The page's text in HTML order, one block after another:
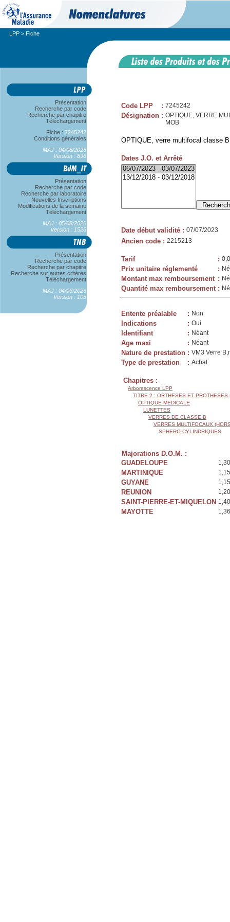
LPP > Fiche
Présentation
Recherche par code
Recherche par chapitre
Téléchargement
Fiche : 7245242
Conditions générales
MAJ : 04/08/2026
Version : 896
Présentation
Recherche par code
Recherche par laboratoire
Nouvelles Inscriptions
Modifications de la semaine
Téléchargement
MAJ : 05/08/2026
Version : 1526
Présentation
Recherche par code
Recherche par chapitre
Recherche sur autres critères
Téléchargement
MAJ : 04/06/2026
Version : 105
Code LPP : 7245242
Désignation : OPTIQUE, VERRE
MOB
OPTIQUE, verre multifocal classe
Dates J.O. et Arrêté
Date début validité : 07/07/2023
Ancien code : 2215213
Tarif :
Prix unitaire réglementé :
Montant max remboursement :
Quantité max remboursement :
Entente préalable : Non
Indications : Oui
Identifiant : Néant
Age maxi : Néant
Nature de prestation : VM3 Verre
Type de prestation : Achat
Chapitres :
Arborescence LPP
TITRE 2 : ORTHESES ET PROTHESES
OPTIQUE MEDICALE
LUNETTES
VERRES DE CLASSE B
VERRES MULTIFOCAUX
SPHERO-CYLINDRIQUES
Majorations D.O.M. :
GUADELOUPE
MARTINIQUE
GUYANE
REUNION
SAINT-PIERRE-ET-MIQUELON
MAYOTTE